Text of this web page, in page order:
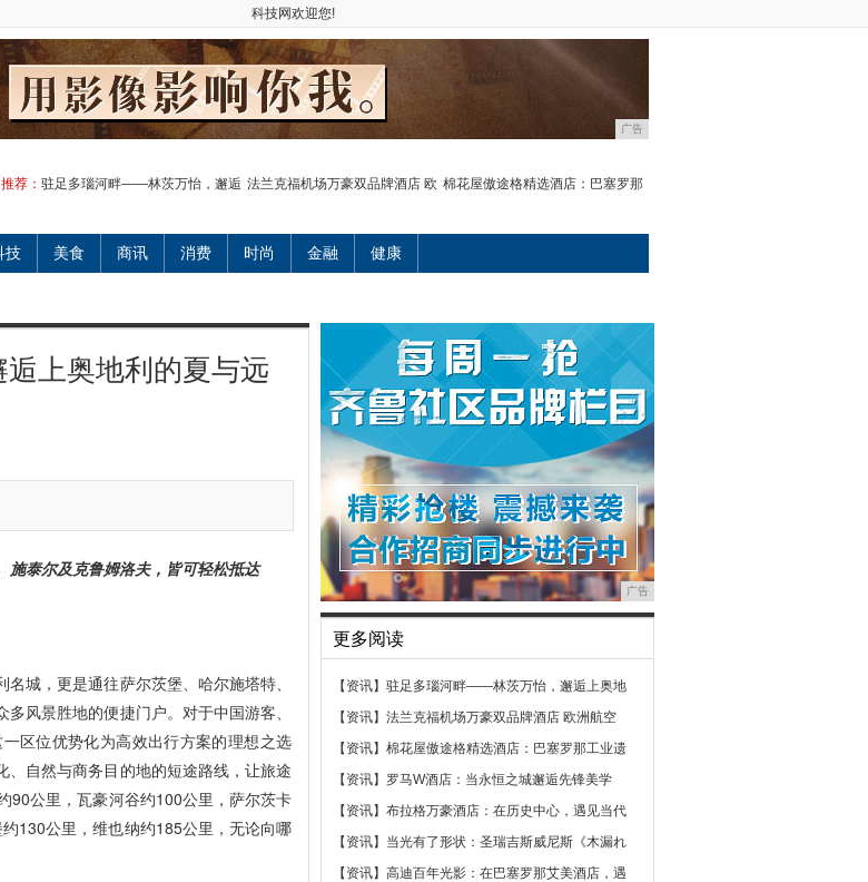
科技网欢迎您!
广告
推荐： 驻足多瑙河畔——林茨万怡，邂逅 法兰克福机场万豪双品牌酒店 欧 棉花屋傲途格精选酒店：巴塞罗那
技 美食 商讯 消费 时尚 金融 健康
上奥地利的夏与远
施泰尔及克鲁姆洛夫，皆可轻松抵达
城，更是通往萨尔茨堡、哈尔施塔特、
风景胜地的便捷门户。对于中国游客、
区位优势化为高效出行方案的理想之选
自然与商务目的地的短途路线，让旅途
90公里，瓦豪河谷约100公里，萨尔茨卡
130公里，维也纳约185公里，无论向哪
广告
更多阅读
【资讯】 驻足多瑙河畔——林茨万怡，邂逅上奥地
【资讯】 法兰克福机场万豪双品牌酒店 欧洲航空
【资讯】 棉花屋傲途格精选酒店：巴塞罗那工业遗
【资讯】 罗马W酒店：当永恒之城邂逅先锋美学
【资讯】 布拉格万豪酒店：在历史中心，遇见当代
【资讯】 当光有了形状：圣瑞吉斯威尼斯《木漏れ
【资讯】 高迪百年光影：在巴塞罗那艾美酒店，遇